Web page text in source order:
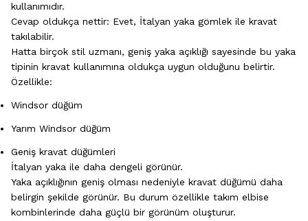
kullanımıdır.
Cevap oldukça nettir: Evet, İtalyan yaka gömlek ile kravat
takılabilir.
Hatta birçok stil uzmanı, geniş yaka açıklığı sayesinde bu yaka
tipinin kravat kullanımına oldukça uygun olduğunu belirtir.
Özellikle:
Windsor düğüm
Yarım Windsor düğüm
Geniş kravat düğümleri
İtalyan yaka ile daha dengeli görünür.
Yaka açıklığının geniş olması nedeniyle kravat düğümü daha
belirgin şekilde görünür. Bu durum özellikle takım elbise
kombinlerinde daha güçlü bir görünüm oluşturur.